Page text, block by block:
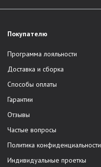
Покупателю
Программа лояльности
Доставка и сборка
Способы оплаты
Гарантии
Отзывы
Частые вопросы
Политика конфиденциальности
Индивидуальные проеткы